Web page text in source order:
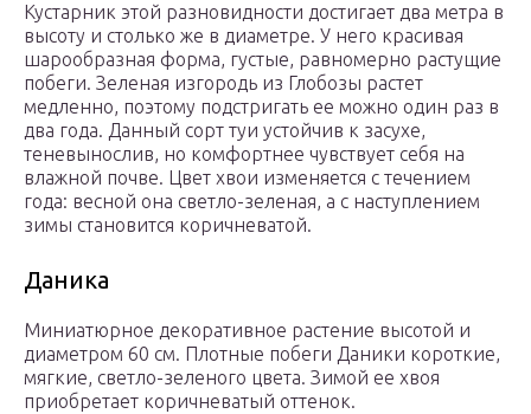
Кустарник этой разновидности достигает два метра в
высоту и столько же в диаметре. У него красивая
шарообразная форма, густые, равномерно растущие
побеги. Зеленая изгородь из Глобозы растет
медленно, поэтому подстригать ее можно один раз в
два года. Данный сорт туи устойчив к засухе,
теневынослив, но комфортнее чувствует себя на
влажной почве. Цвет хвои изменяется с течением
года: весной она светло-зеленая, а с наступлением
зимы становится коричневатой.
Даника
Миниатюрное декоративное растение высотой и
диаметром 60 см. Плотные побеги Даники короткие,
мягкие, светло-зеленого цвета. Зимой ее хвоя
приобретает коричневатый оттенок.